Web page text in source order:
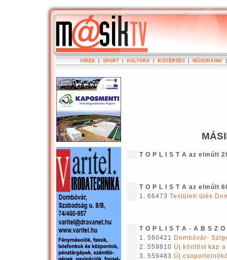
HÍREK SPORT KULTÚRA KISTÉRSÉG MÛSORAINK
T O P L I S T A az elmúlt
T O P L I S T A az elmúlt
1. 66473 Testületi ülés
T O P L I S T A - A B S Z O
1. 560421 Dombóvár-
2. 559810 Új köntöst kap
3. 559483 Új